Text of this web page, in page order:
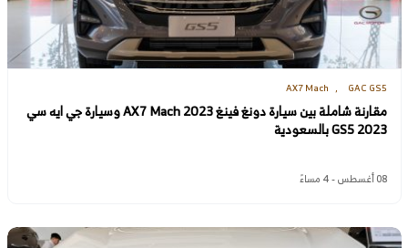
GAC GS5
AX7 Mach
مقارنة شاملة بين سيارة دونغ فينغ AX7 Mach 2023 وسيارة جي ايه سي
GS5 2023 بالسعودية
08 أغسطس - 4 مساءً